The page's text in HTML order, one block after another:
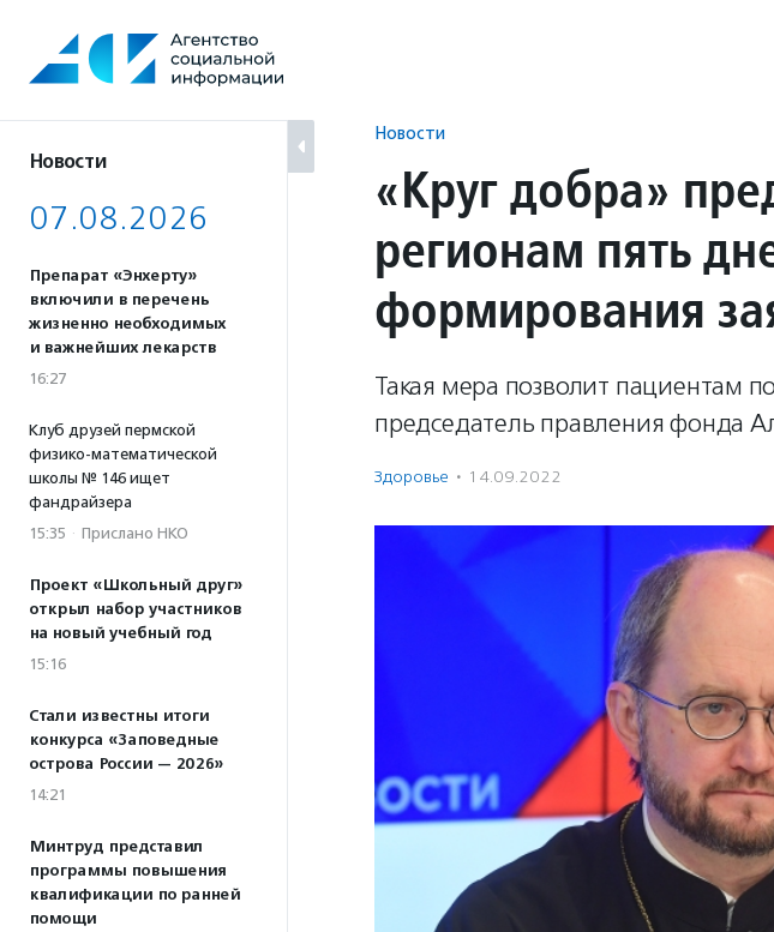
содержанию
Новости
07.08.2026
Препарат «Энхерту»
включили в перечень
жизненно необходимых
и важнейших лекарств
16:27
Клуб друзей пермской
физико-математической
школы № 146 ищет
фандрайзера
15:35 · Прислано НКО
Проект «Школьный друг»
открыл набор участников
на новый учебный год
15:16
Стали известны итоги
конкурса «Заповедные
острова России — 2026»
14:21
Минтруд представил
программы повышения
квалификации по ранней
помощи
Новости
«Круг добра»
регионам пять
формирования
Такая мера позволит пациентам
председатель правления фонда
Здоровье · 14.09.2022